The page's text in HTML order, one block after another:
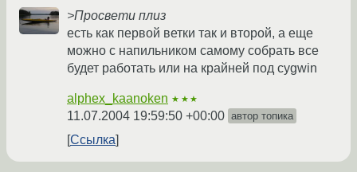
>Просвети плиз
есть как первой ветки так и второй, а еще
можно с напильником самому собрать все
будет работать или на крайней под cygwin
alphex_kaanoken ★★★
11.07.2004 19:59:50 +00:00 автор топика
Ссылка